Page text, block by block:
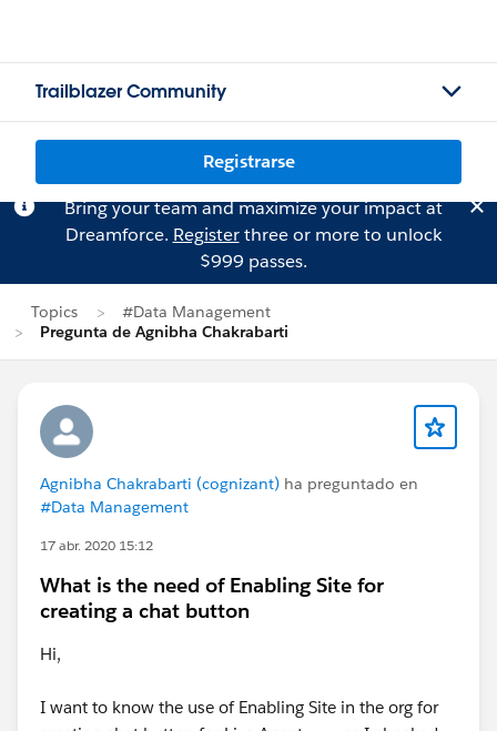
Trailblazer Community
Registrarse
Bring your team and maximize your impact at
Dreamforce. Registerthree or more to unlock
$999 passes.
Topics
#Data Management
Pregunta de Agnibha Chakrabarti
Agnibha Chakrabarti (cognizant) ha preguntado en
#Data Management
17 abr. 2020 15:12
What is the need of Enabling Site for
creating a chat button
Hi,
I want to know the use of Enabling Site in the org for